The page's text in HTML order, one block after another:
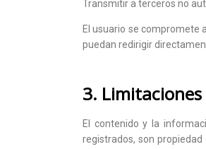
Transmitir a terceros no
El usuario se compromete
puedan redirigir
3.
El contenido y la
registrados, son propiedad